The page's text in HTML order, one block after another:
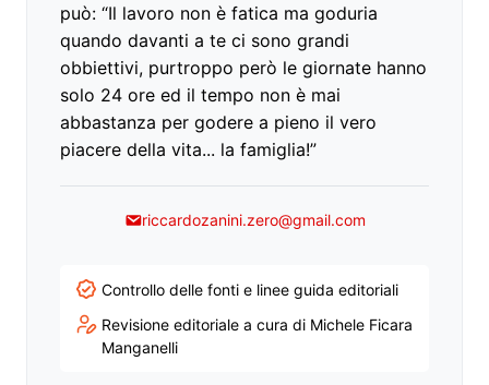
può: “Il lavoro non è fatica ma goduria
quando davanti a te ci sono grandi
obbiettivi, purtroppo però le giornate hanno
solo 24 ore ed il tempo non è mai
abbastanza per godere a pieno il vero
piacere della vita... la famiglia!”
riccardozanini.zero@gmail.com
Controllo delle fonti e linee guida editoriali
Revisione editoriale a cura di Michele Ficara
Manganelli